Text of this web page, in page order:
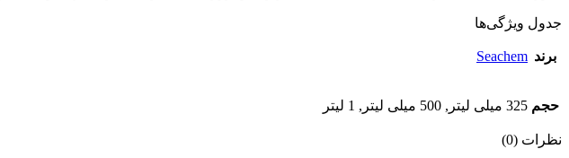
جدول ویژگی‌ها
برند Seachem
حجم 325 میلی لیتر, 500 میلی لیتر, 1 لیتر
نظرات (0)